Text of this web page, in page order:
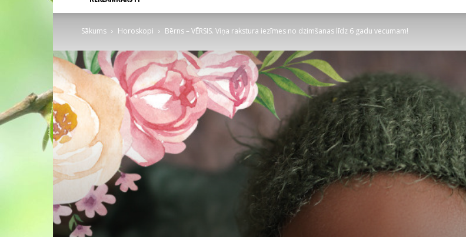
Sākums Horoskopi Bērns – VĒRSIS. Viņa rakstura iezīmes no dzimšanas līdz 6 gadu vecumam!